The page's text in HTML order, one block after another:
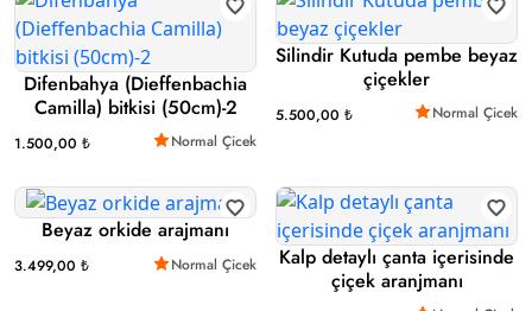
Difenbahya (Dieffenbachia
Camilla) bitkisi (50cm)-2
1.500,00 ₺ Normal Çicek
Silindir Kutuda pembe beyaz
çiçekler
5.500,00 ₺ Normal Çicek
Beyaz orkide arajmanı
3.499,00 ₺ Normal Çicek
Kalp detaylı çanta içerisinde
çiçek aranjmanı